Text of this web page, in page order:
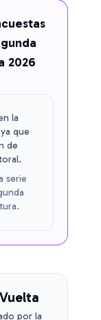
2026
la
que
de
serie
por la